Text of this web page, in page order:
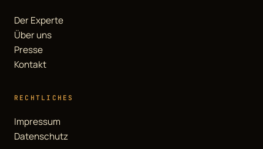
Der Experte
Über uns
Presse
Kontakt
RECHTLICHES
Impressum
Datenschutz